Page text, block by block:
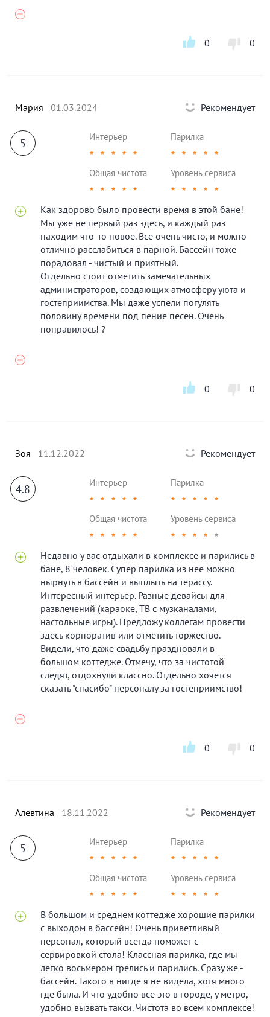
0 0
Мария 01.03.2024 Рекомендует
5 Интерьер
★ ★ ★ ★ ★
Парилка
★ ★ ★ ★ ★
Общая чистота
★ ★ ★ ★ ★
Уровень сервиса
★ ★ ★ ★ ★
Как здорово было провести время в этой бане!
Мы уже не первый раз здесь, и каждый раз
находим что-то новое. Все очень чисто, и можно
отлично расслабиться в парной. Бассейн тоже
порадовал - чистый и приятный.
Отдельно стоит отметить замечательных
администраторов, создающих атмосферу уюта и
гостеприимства. Мы даже успели погулять
половину времени под пение песен. Очень
понравилось! ?
0 0
Зоя 11.12.2022 Рекомендует
4.8 Интерьер
★ ★ ★ ★ ★
Парилка
★ ★ ★ ★ ★
Общая чистота
★ ★ ★ ★ ★
Уровень сервиса
★ ★ ★ ★ ★
Недавно у вас отдыхали в комплексе и парились в
бане, 8 человек. Супер парилка из нее можно
нырнуть в бассейн и выплыть на терассу.
Интересный интерьер. Разные девайсы для
развлечений (караоке, ТВ с музканалами,
настольные игры). Предложу коллегам провести
здесь корпоратив или отметить торжество.
Видели, что даже свадьбу праздновали в
большом коттедже. Отмечу, что за чистотой
следят, отдохнули классно. Отдельно хочется
сказать "спасибо" персоналу за гостеприимство!
0 0
Алевтина 18.11.2022 Рекомендует
5 Интерьер
★ ★ ★ ★ ★
Парилка
★ ★ ★ ★ ★
Общая чистота
★ ★ ★ ★ ★
Уровень сервиса
★ ★ ★ ★ ★
В большом и среднем коттедже хорошие парилки
с выходом в бассейн! Очень приветливый
персонал, который всегда поможет с
сервировкой стола! Классная парилка, где мы
легко восьмером грелись и парились. Сразу же -
бассейн. Такого в нигде я не видела, хотя много
где была. И что удобно все это в городе, у метро,
удобно вызвать такси. Чистота во всем комплексе!